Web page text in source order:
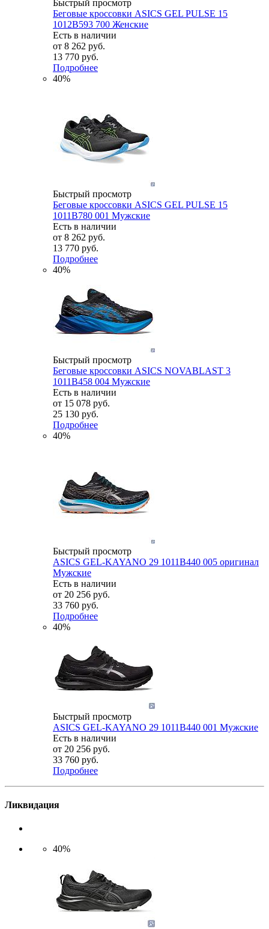
Быстрый просмотр
Беговые кроссовки ASICS GEL PULSE 15
1012B593 700 Женские
Есть в наличии
от 8 262 руб.
13 770 руб.
Подробнее
40%
Быстрый просмотр
Беговые кроссовки ASICS GEL PULSE 15
1011B780 001 Мужские
Есть в наличии
от 8 262 руб.
13 770 руб.
Подробнее
40%
Быстрый просмотр
Беговые кроссовки ASICS NOVABLAST 3
1011B458 004 Мужские
Есть в наличии
от 15 078 руб.
25 130 руб.
Подробнее
40%
Быстрый просмотр
ASICS GEL-KAYANO 29 1011B440 005 оригинал
Мужские
Есть в наличии
от 20 256 руб.
33 760 руб.
Подробнее
40%
Быстрый просмотр
ASICS GEL-KAYANO 29 1011B440 001 Мужские
Есть в наличии
от 20 256 руб.
33 760 руб.
Подробнее
Ликвидация
40%